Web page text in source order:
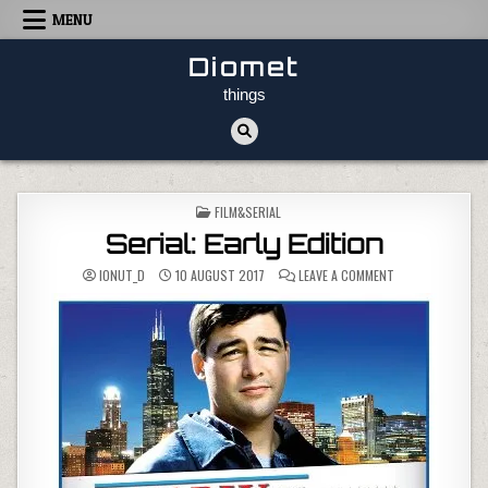
Skip to content
MENU
Diomet
things
POSTED IN
FILM&SERIAL
Serial: Early Edition
IONUT_D 10 AUGUST 2017 LEAVE A COMMENT